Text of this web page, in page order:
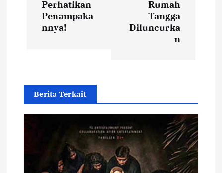
g
a
t
Perhatikan
Penampaka
nnya!
Rumah
Tangga
Diluncurka
n
Berita Terkait